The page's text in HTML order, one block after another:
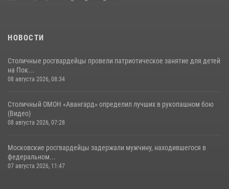
НОВОСТИ
Столичные росгвардейцы провели патриотическое занятие для детей
на Пок...
08 августа 2026, 08:34
Столичный ОМОН «Авангард» определил лучших в рукопашном бою
(Видео)
08 августа 2026, 07:28
Московские росгвардейцы задержали мужчину, находившегося в
федеральном...
07 августа 2026, 11:47